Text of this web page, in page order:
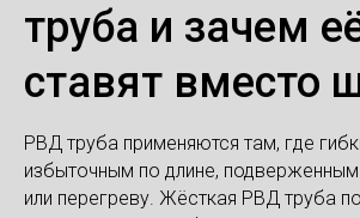
труба и зачем
ставят вместо
РВД труба применяются там, где
избыточным по длине,
или перегреву. Жёсткая РВД труба